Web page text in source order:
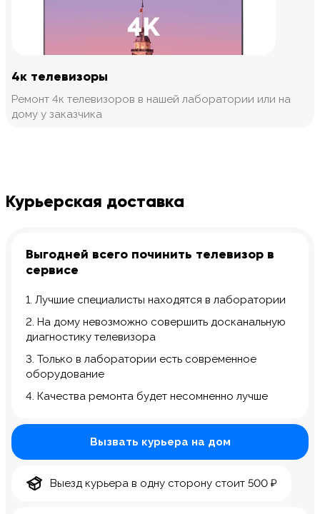
4к телевизоры
Ремонт 4к телевизоров в нашей лаборатории или на
дому у заказчика
Курьерская доставка
Выгодней всего починить телевизор в
сервисе
1. Лучшие специалисты находятся в лаборатории
2. На дому невозможно совершить досканальную
диагностику телевизора
3. Только в лаборатории есть современное
оборудование
4. Качества ремонта будет несомненно лучше
Вызвать курьера на дом
Выезд курьера в одну сторону стоит 500 ₽